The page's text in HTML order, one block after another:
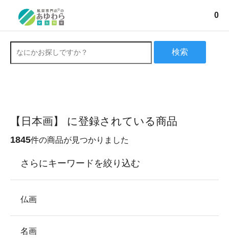
0
検索
【日本画】 に登録されている商品
1845件の商品が見つかりました
さらにキーワードを絞り込む
仏画
名画